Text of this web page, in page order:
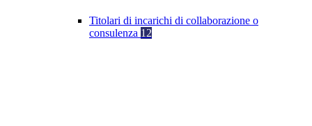
Titolari di incarichi di collaborazione o
consulenza 12